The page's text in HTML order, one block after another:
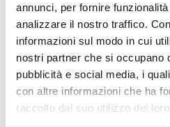
annunci, per fornire
analizzare il nostro traffico.
informazioni sul modo in cui
nostri partner che si occupano
pubblicità e social media, i
con altre informazioni che ha
raccolto dal suo utilizzo dei loro
Struttura proponente:
'Irisacqua srl P.I./C.F.
Tecnico
Oggetto:
Servizio di progettazione
dellï¿½impianto elettrico di